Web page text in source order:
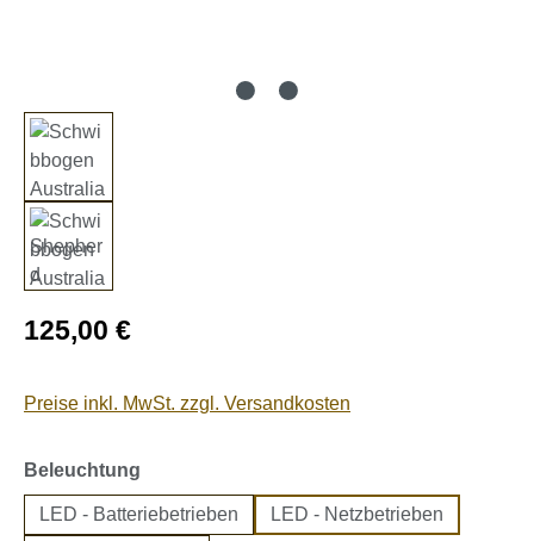
Regulärer Preis:
125,00 €
Preise inkl. MwSt. zzgl. Versandkosten
Beleuchtung
LED - Batteriebetrieben
LED - Netzbetrieben